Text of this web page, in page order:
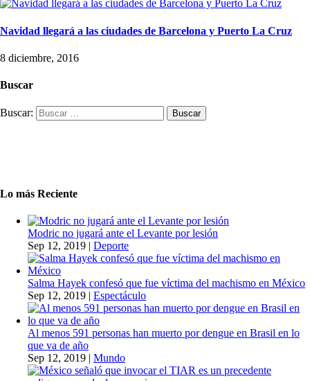
Navidad llegará a las ciudades de Barcelona y Puerto La Cruz
8 diciembre, 2016
Buscar
Buscar:
Lo más Reciente
Modric no jugará ante el Levante por lesión
Sep 12, 2019 | Deporte
Salma Hayek confesó que fue víctima del machismo en México
Sep 12, 2019 | Espectáculo
Al menos 591 personas han muerto por dengue en Brasil en lo
que va de año
Sep 12, 2019 | Mundo